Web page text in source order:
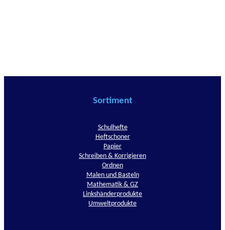
Sortiment
Schulhefte
Heftschoner
Papier
Schreiben & Korrigieren
Ordnen
Malen und Basteln
Mathematik & GZ
Linkshänderprodukte
Umweltprodukte